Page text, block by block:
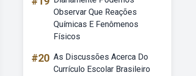
Observar Que Reações
Químicas E Fenômenos
Físicos
#20 As Discussões Acerca Do
Currículo Escolar Brasileiro